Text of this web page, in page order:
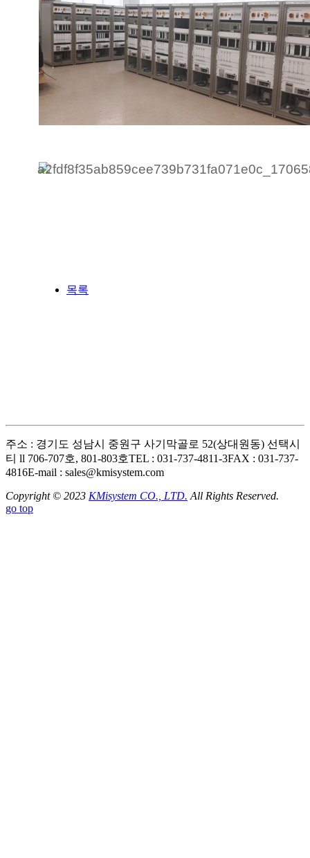
목록
주소 : 경기도 성남시 중원구 사기막골로 52(상대원동) 선택시
티 ll 706-707호, 801-803호TEL : 031-737-4811-3FAX : 031-737-
4816E-mail : sales@kmisystem.com
Copyright © 2023 KMisystem CO., LTD. All Rights Reserved.
go top